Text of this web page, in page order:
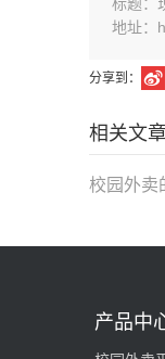
地址：
分享到：
相关文章
校园外卖
产品中